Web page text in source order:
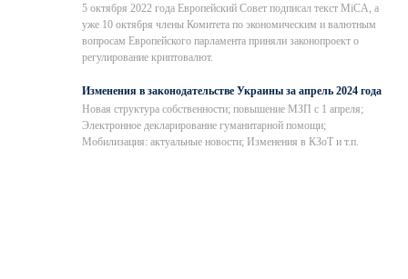
5 октября 2022 года Европейский Совет подписал текст MiCA, а
уже 10 октября члены Комитета по экономическим и валютным
вопросам Европейского парламента приняли законопроект о
регулирование криптовалют.
Изменения в законодательстве Украины за апрель 2024 года
Новая структура собственности; повышение МЗП с 1 апреля;
Электронное декларирование гуманитарной помощи;
Мобилизация: актуальные новости; Изменения в КЗоТ и т.п.